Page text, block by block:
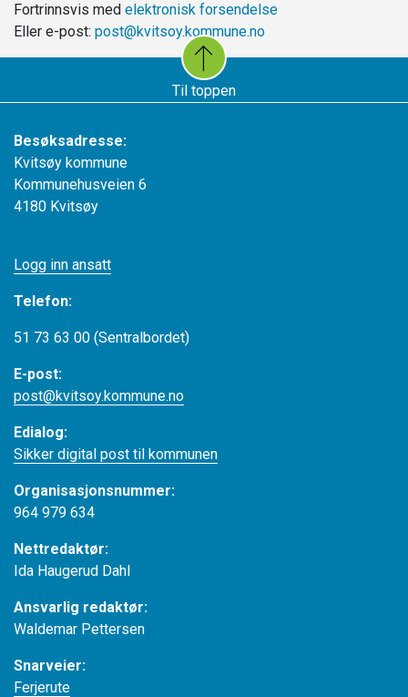
Fortrinnsvis med elektronisk forsendelse
Eller e-post: post@kvitsoy.kommune.no
Til toppen
Besøksadresse:
Kvitsøy kommune
Kommunehusveien 6
4180 Kvitsøy
Logg inn ansatt
Telefon:
51 73 63 00 (Sentralbordet)
E-post:
post@kvitsoy.kommune.no
Edialog:
Sikker digital post til kommunen
Organisasjonsnummer:
964 979 634
Nettredaktør:
Ida Haugerud Dahl
Ansvarlig redaktør:
Waldemar Pettersen
Snarveier:
Ferjerute